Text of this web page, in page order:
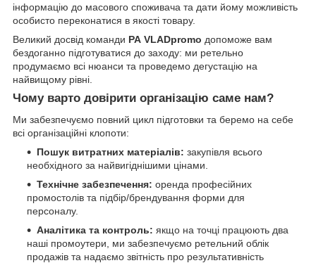
інформацію до масового споживача та дати йому можливість
особисто переконатися в якості товару.
Великий досвід команди РА VLADpromo допоможе вам
бездоганно підготуватися до заходу: ми ретельно
продумаємо всі нюанси та проведемо дегустацію на
найвищому рівні.
Чому варто довірити організацію саме нам?
Ми забезпечуємо повний цикл підготовки та беремо на себе
всі організаційні клопоти:
Пошук витратних матеріалів: закупівля всього
необхідного за найвигіднішими цінами.
Технічне забезпечення: оренда професійних
промостолів та підбір/брендування форми для
персоналу.
Аналітика та контроль: якщо на точці працюють два
наші промоутери, ми забезпечуємо ретельний облік
продажів та надаємо звітність про результативність